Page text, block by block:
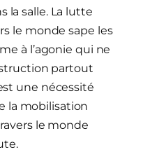
la salle. La lutte
le monde sape les
à l’agonie qui ne
partout
une nécessité
la mobilisation
le monde